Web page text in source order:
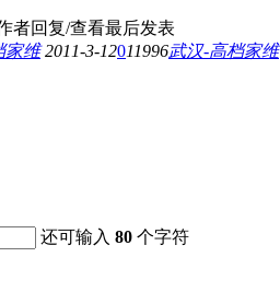
者回复/查看最后发表
家维 2011-3-12011996武汉-高档家维
还可输入80 个字符